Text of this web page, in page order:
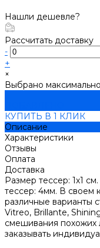
Нашли дешевле?
Рассчитать доставку
-
+
×
Выбрано
КУПИТЬ В 1 КЛИК
Описание
Характеристики
Отзывы
Оплата
Доставка
Размер тессер: 1х1
тессер: 4мм. В своем
различные варианты
Vitreo, Brillante,
смешивания похожих
заказывать